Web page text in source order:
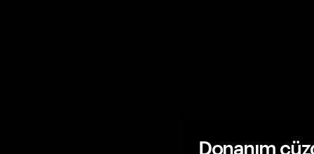
Donanım